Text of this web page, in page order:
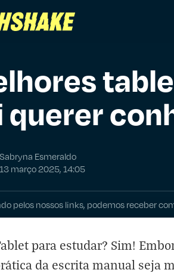
querer
Sabryna Esmeraldo
13 março 2025, 14:05
pelos nossos links, podemos receber
para estudar? Sim!
da escrita manual seja